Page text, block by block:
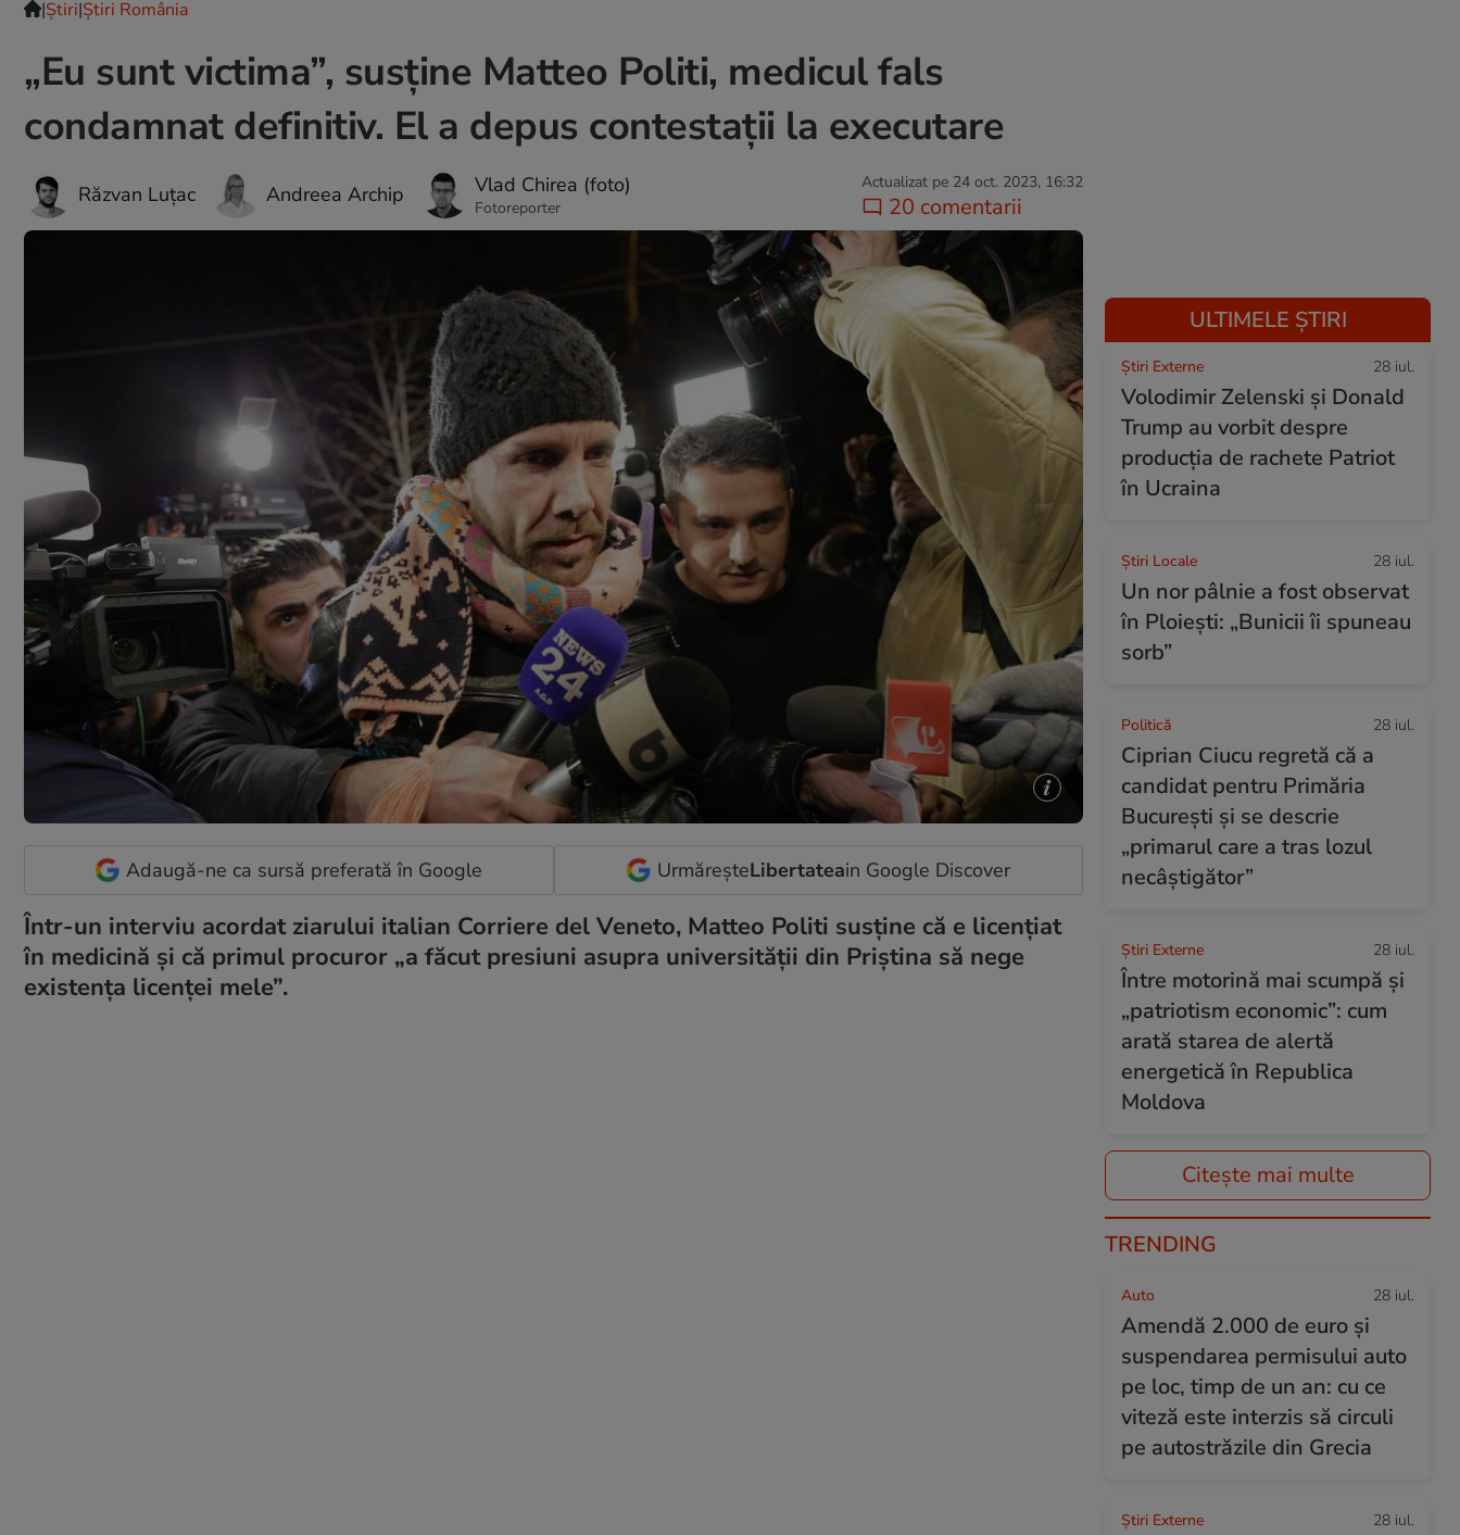
|Ştiri|Știri România
„Eu sunt victima”, susține Matteo Politi, medicul fals
condamnat definitiv. El a depus contestații la executare
Răzvan Luțac Andreea Archip Vlad Chirea (foto)
Fotoreporter
Actualizat pe 24 oct. 2023, 16:32
20 comentarii
Adaugă-ne ca sursă preferată în Google UrmăreșteLibertateain Google Discover
Într-un interviu acordat ziarului italian Corriere del Veneto, Matteo Politi susține că e licențiat
în medicină și că primul procuror „a făcut presiuni asupra universității din Priștina să nege
existența licenței mele”.
ULTIMELE ȘTIRI
Știri Externe 28 iul.
Volodimir Zelenski și Donald
Trump au vorbit despre
producția de rachete Patriot
în Ucraina
Știri Locale 28 iul.
Un nor pâlnie a fost observat
în Ploiești: „Bunicii îi spuneau
sorb”
Politică 28 iul.
Ciprian Ciucu regretă că a
candidat pentru Primăria
București și se descrie
„primarul care a tras lozul
necâștigător”
Știri Externe 28 iul.
Între motorină mai scumpă și
„patriotism economic”: cum
arată starea de alertă
energetică în Republica
Moldova
Citește mai multe
TRENDING
Auto 28 iul.
Amendă 2.000 de euro și
suspendarea permisului auto
pe loc, timp de un an: cu ce
viteză este interzis să circuli
pe autostrăzile din Grecia
Știri Externe 28 iul.